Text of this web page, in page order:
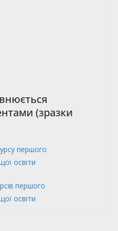
(зразки
першого
освіти
першого
освіти